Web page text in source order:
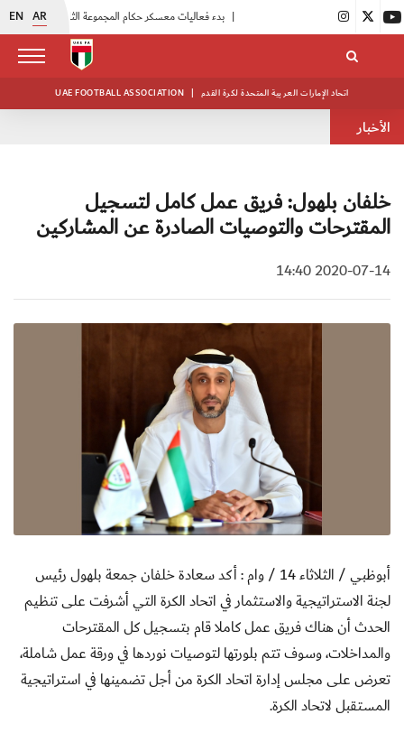
EN AR
UAE FOOTBALL ASSOCIATION | اتحاد الإمارات العربية المتحدة لكرة القدم
الأخبار
خلفان بلهول: فريق عمل كامل لتسجيل
المقترحات والتوصيات الصادرة عن المشاركين
2020-07-14 14:40
أبوظبي / الثلاثاء 14 / وام :
أكد سعادة خلفان جمعة بلهول رئيس
لجنة الاستراتيجية والاستثمار في اتحاد الكرة التي أشرفت على تنظيم
الحدث أن هناك فريق عمل كاملا قام بتسجيل كل المقترحات
والمداخلات، وسوف تتم بلورتها لتوصيات نوردها في ورقة عمل شاملة،
تعرض على مجلس إدارة اتحاد الكرة من أجل تضمينها في استراتيجية
المستقبل لاتحاد الكرة.